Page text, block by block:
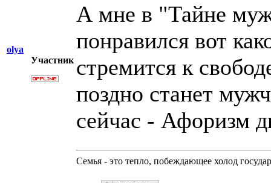
olya
Участник
А мне в "Тайне
понравился вот
стремится к
поздно станет
сейчас - Афоризм
Семья - это тепло, побеждающее холод